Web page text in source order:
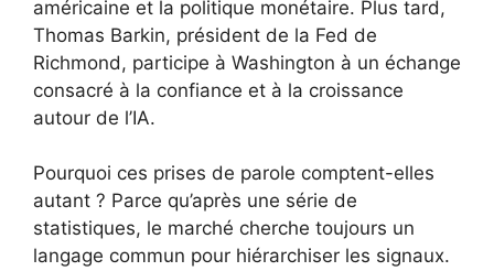
américaine et la politique monétaire. Plus tard,
Thomas Barkin, président de la Fed de
Richmond, participe à Washington à un échange
consacré à la confiance et à la croissance
autour de l’IA.
Pourquoi ces prises de parole comptent-elles
autant ? Parce qu’après une série de
statistiques, le marché cherche toujours un
langage commun pour hiérarchiser les signaux.